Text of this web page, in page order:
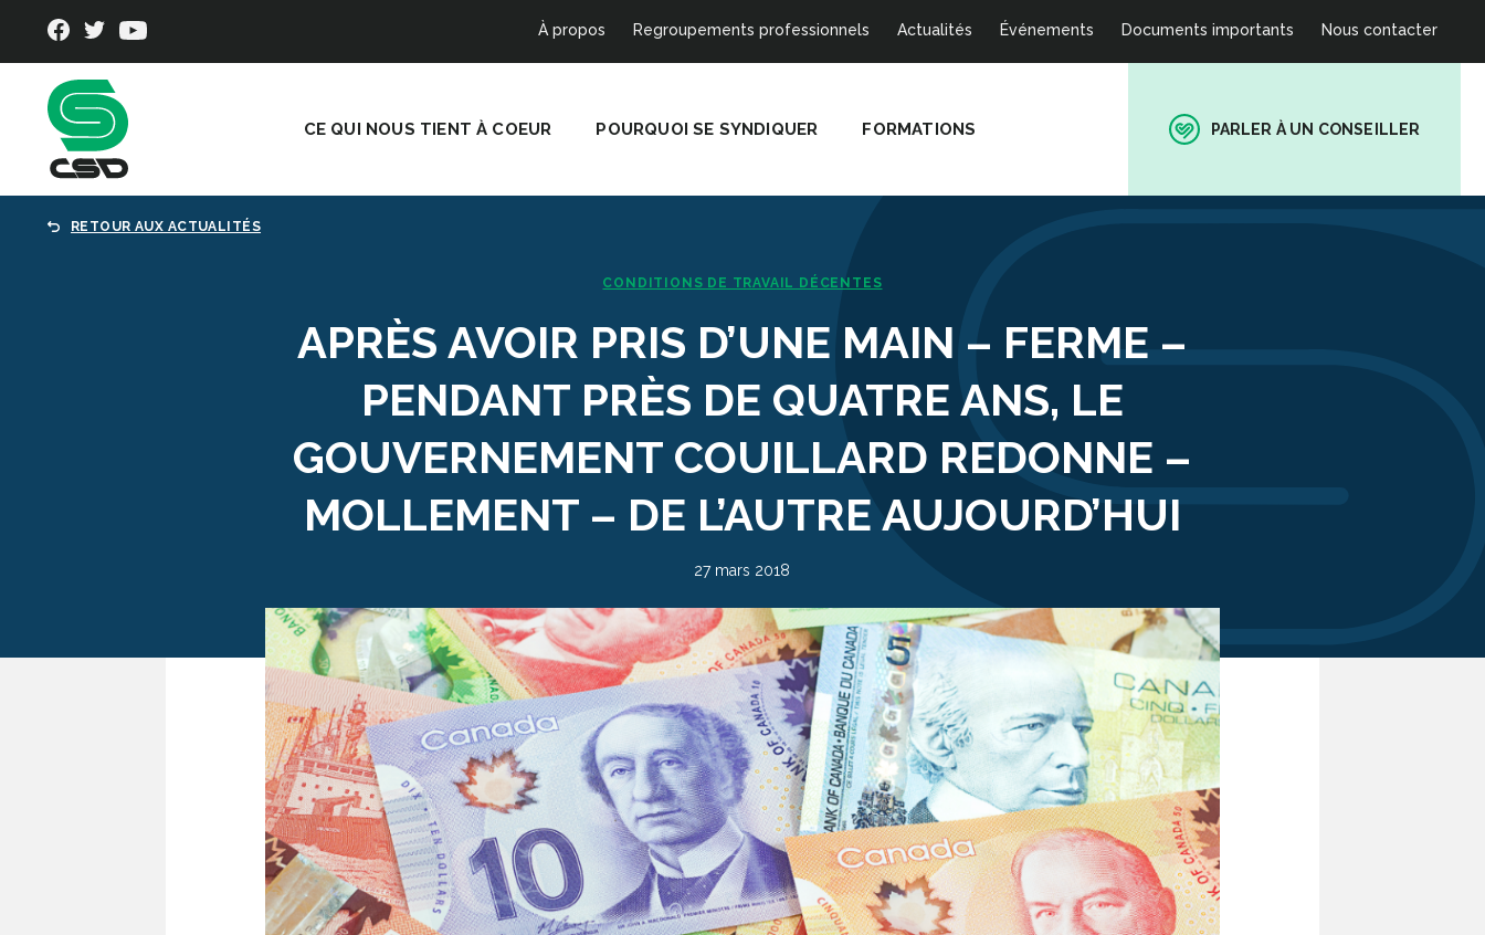
À propos Regroupements professionnels Actualités Événements Documents importants Nous contacter
CE QUI NOUS TIENT À COEUR POURQUOI SE SYNDIQUER FORMATIONS PARLER À UN CONSEILLER
RETOUR AUX ACTUALITÉS
CONDITIONS DE TRAVAIL DÉCENTES
APRÈS AVOIR PRIS D’UNE MAIN – FERME –
PENDANT PRÈS DE QUATRE ANS, LE
GOUVERNEMENT COUILLARD REDONNE –
MOLLEMENT – DE L’AUTRE AUJOURD’HUI
27 mars 2018